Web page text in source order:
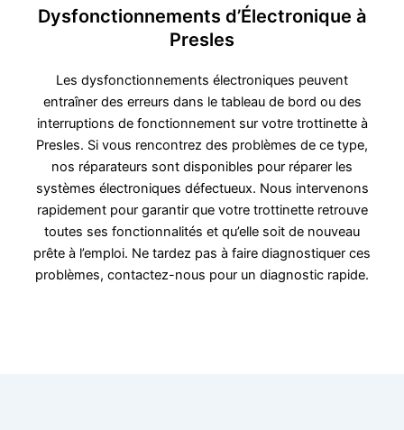
Dysfonctionnements d’Électronique à
Presles
Les dysfonctionnements électroniques peuvent
entraîner des erreurs dans le tableau de bord ou des
interruptions de fonctionnement sur votre trottinette à
Presles. Si vous rencontrez des problèmes de ce type,
nos réparateurs sont disponibles pour réparer les
systèmes électroniques défectueux. Nous intervenons
rapidement pour garantir que votre trottinette retrouve
toutes ses fonctionnalités et qu’elle soit de nouveau
prête à l’emploi. Ne tardez pas à faire diagnostiquer ces
problèmes, contactez-nous pour un diagnostic rapide.